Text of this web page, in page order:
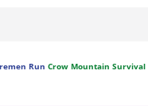
Run Crow Mountain Survival